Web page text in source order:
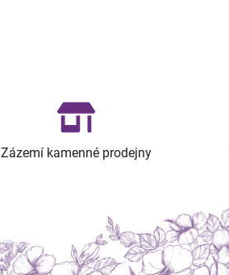
Zázemí kamenné prodejny